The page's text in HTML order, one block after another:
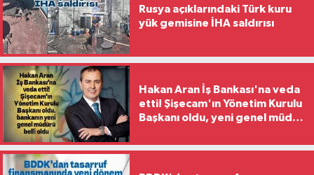
Rusya açıklarındaki Türk kuru
yük gemisine İHA saldırısı
Hakan Aran İş Bankası'na veda
etti! Şişecam'ın Yönetim Kurulu
Başkanı oldu, yeni genel müdür